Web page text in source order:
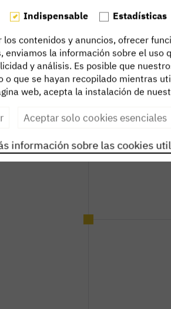
Indispensable Estadísticas
contenidos y anuncios, ofrecer
enviamos la información sobre el uso
y análisis. Es posible que
que se hayan recopilado mientras
web, acepta la instalación de
Aceptar solo cookies esenciales
información sobre las cookies